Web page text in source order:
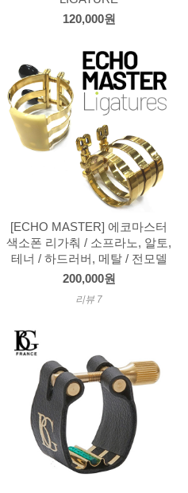
120,000원
[ECHO MASTER] 에코마스터
색소폰 리가춰 / 소프라노, 알토,
테너 / 하드러버, 메탈 / 전모델
200,000원
리뷰 7